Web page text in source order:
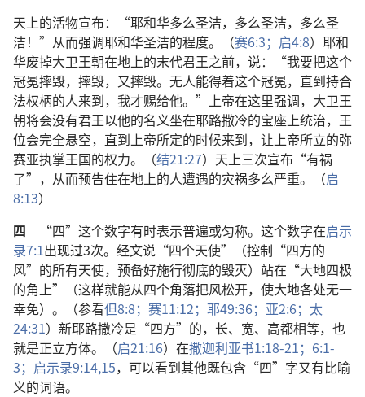
天上的活物宣布：“耶和华多么圣洁，多么圣洁，多么圣
洁！”从而强调耶和华圣洁的程度。（赛6:3； 启4:8）耶和
华废掉大卫王朝在地上的末代君王之前，说：“我要把这个
冠冕摔毁，摔毁，又摔毁。无人能得着这个冠冕，直到持合
法权柄的人来到，我才赐给他。”上帝在这里强调，大卫王
朝将会没有君王以他的名义坐在耶路撒冷的宝座上统治，王
位会完全悬空，直到上帝所定的时候来到，让上帝所立的弥
赛亚执掌王国的权力。（结21:27）天上三次宣布“有祸
了”，从而预告住在地上的人遭遇的灾祸多么严重。（启
8:13）
四 “四”这个数字有时表示普遍或匀称。这个数字在启示
录7:1出现过3次。经文说“四个天使”（控制“四方的
风”的所有天使，预备好施行彻底的毁灭）站在“大地四极
的角上”（这样就能从四个角落把风松开，使大地各处无一
幸免）。（参看但8:8； 赛11:12； 耶49:36； 亚2:6； 太
24:31）新耶路撒冷是“四方”的，长、宽、高都相等，也
就是正立方体。（启21:16）在撒迦利亚书1:18-21； 6:1-
3； 启示录9:14,15，可以看到其他既包含“四”字又有比喻
义的词语。